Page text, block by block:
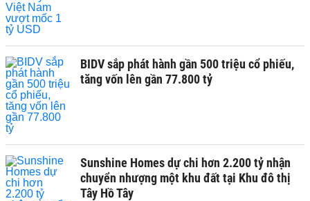
BIDV sắp phát hành gần 500 triệu cổ phiếu,
tăng vốn lên gần 77.800 tỷ
Sunshine Homes dự chi hơn 2.200 tỷ nhận
chuyển nhượng một khu đất tại Khu đô thị
Tây Hồ Tây